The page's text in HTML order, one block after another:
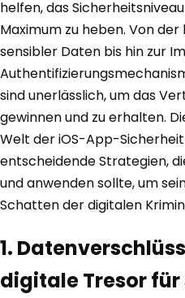
helfen, das
Maximum zu heben. Von
sensibler Daten bis hin zur
sind unerlässlich, um das
gewinnen und zu erhalten.
Welt der iOS-App-
entscheidende Strategien,
und anwenden sollte, um
Schatten der digitalen
1.
digitale Tresor für